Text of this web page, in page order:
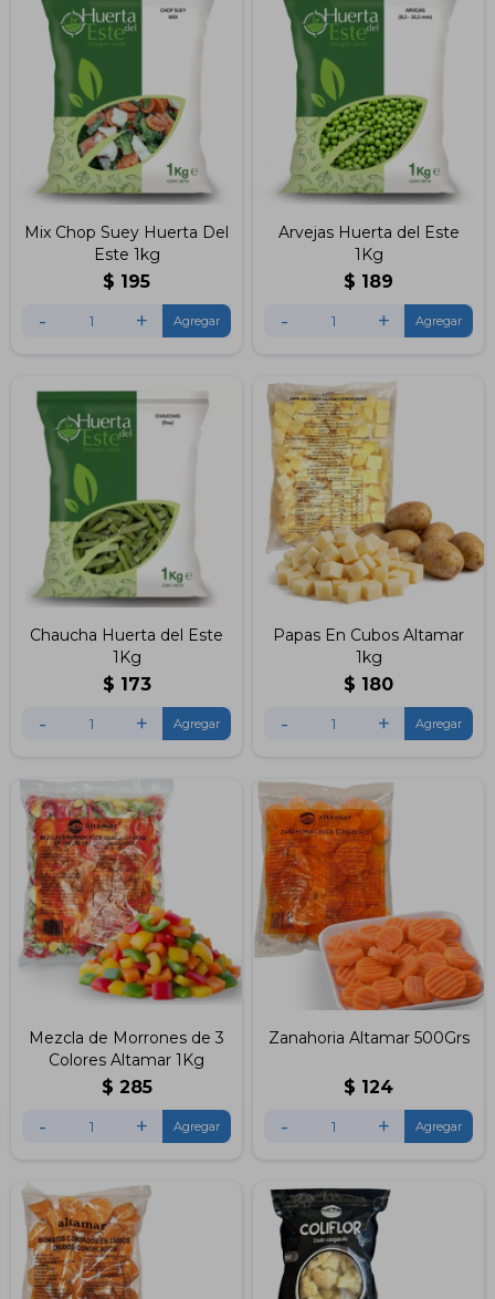
Mix Chop Suey Huerta Del
Este 1kg
$ 195
- +
Arvejas Huerta del Este
1Kg
$ 189
- +
Chaucha Huerta del Este
1Kg
$ 173
- +
Papas En Cubos Altamar
1kg
$ 180
- +
Mezcla de Morrones de 3
Colores Altamar 1Kg
$ 285
- +
Zanahoria Altamar 500Grs
$ 124
- +